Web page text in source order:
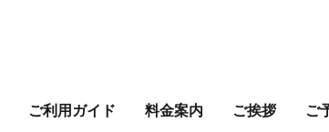
ご利用ガイド 料金案内 ご挨拶 ご